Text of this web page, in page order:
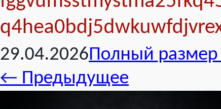
29.04.2026Полный размер
← Предыдущее